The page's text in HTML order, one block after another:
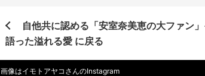
自他共に認める「安室奈美恵の大ファン
語った溢れる愛 に戻る
画像はイモトアヤコさんのInstagram